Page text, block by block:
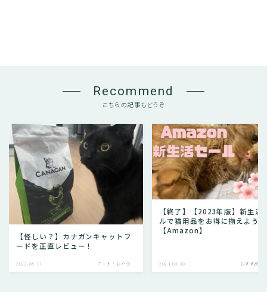
Recommend
こちらの記事もどうぞ
【怪しい？】カナガンキャットフ
ードを正直レビュー！
2022.05.17 フード・おやつ
【終了】【2023年版】新生活
ルで猫用品をお得に揃えよう！
【Amazon】
2023.03.30 おすすめグ